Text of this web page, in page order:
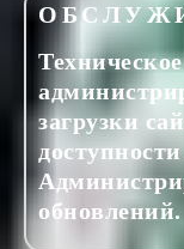
загрузки
обновлений.